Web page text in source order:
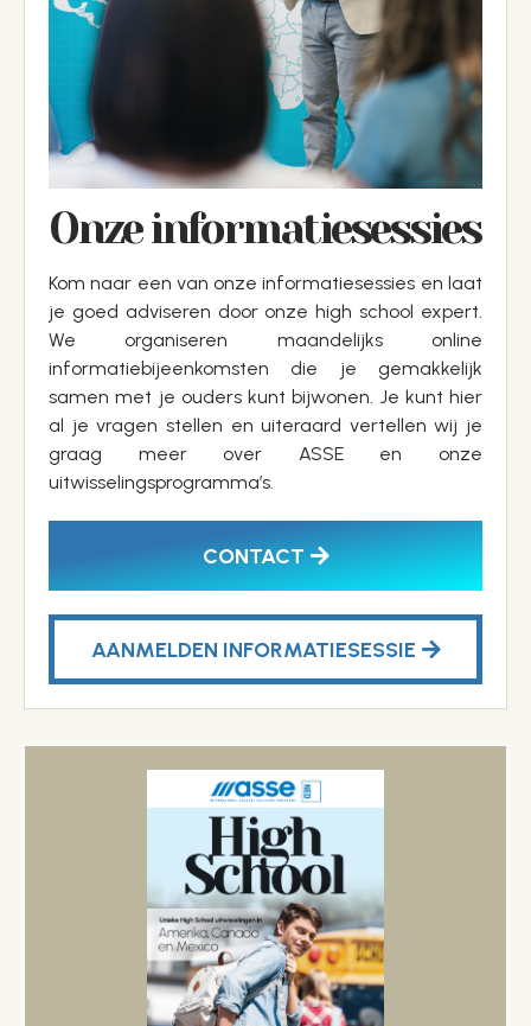
Onze informatiesessies
Kom naar een van onze informatiesessies en laat
je goed adviseren door onze high school expert.
We organiseren maandelijks online
informatiebijeenkomsten die je gemakkelijk
samen met je ouders kunt bijwonen. Je kunt hier
al je vragen stellen en uiteraard vertellen wij je
graag meer over ASSE en onze
uitwisselingsprogramma’s.
CONTACT
AANMELDEN INFORMATIESESSIE